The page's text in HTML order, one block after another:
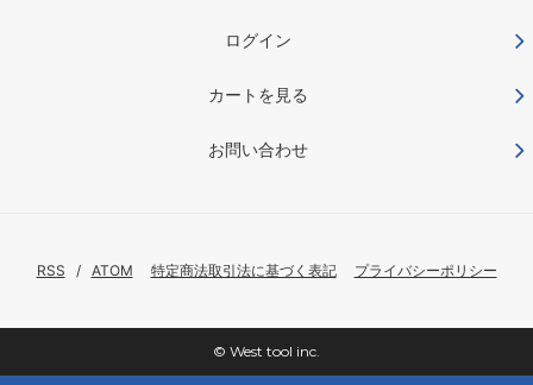
ログイン
カートを見る
お問い合わせ
RSS / ATOM 特定商法取引法に基づく表記 プライバシーポリシー
© West tool inc.